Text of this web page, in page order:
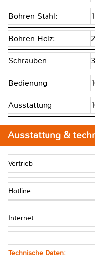
Bohren Stahl:
Bohren Holz:
Schrauben
Bedienung
Ausstattung
Ausstattung &
Vertrieb
Hotline
Internet
Technische Daten: